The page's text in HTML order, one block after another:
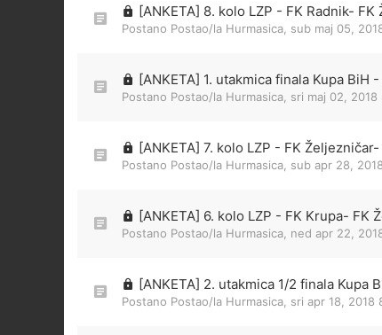
[ANKETA] 8. kolo LZP - FK Radnik- FK
Postano Postao/la Hurmasica sub maj 05,
[ANKETA] 1. utakmica finala Kupa BiH
Postano Postao/la Hurmasica sri maj 02, 2018
[ANKETA] 7. kolo LZP - FK
Postano Postao/la Hurmasica sub apr 28,
[ANKETA] 6. kolo LZP - FK Krupa- FK
Postano Postao/la Hurmasica ned apr 22,
[ANKETA] 2. utakmica 1/2 finala Kupa
Postano Postao/la Hurmasica sri apr 18, 2018